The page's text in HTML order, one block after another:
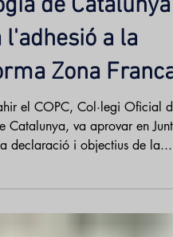
Oficial de
de Catalunya
l'adhesió a la
Zona Franca
el COPC, Col·legi Oficial de
declaració i objectius de la...